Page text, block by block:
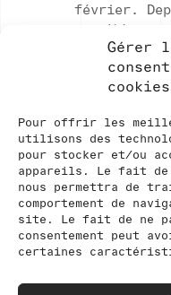
Gérer
cookies
Pour offrir les
utilisons des
pour stocker et/ou
appareils. Le fait de
nous permettra de
comportement de
site. Le fait de ne
consentement peut
certaines
février.
s’abattent
touchant la
l’Autriche.
du monde,
avait oublié
peut
village du
vivent un